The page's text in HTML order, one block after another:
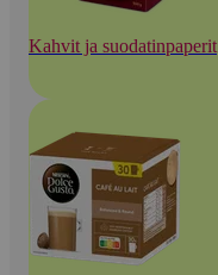
Kahvit ja suodatinpaperit